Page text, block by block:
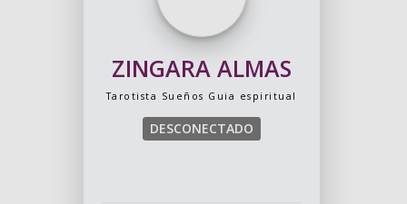
ZINGARA ALMAS
Tarotista Sueños Guia espiritual
DESCONECTADO